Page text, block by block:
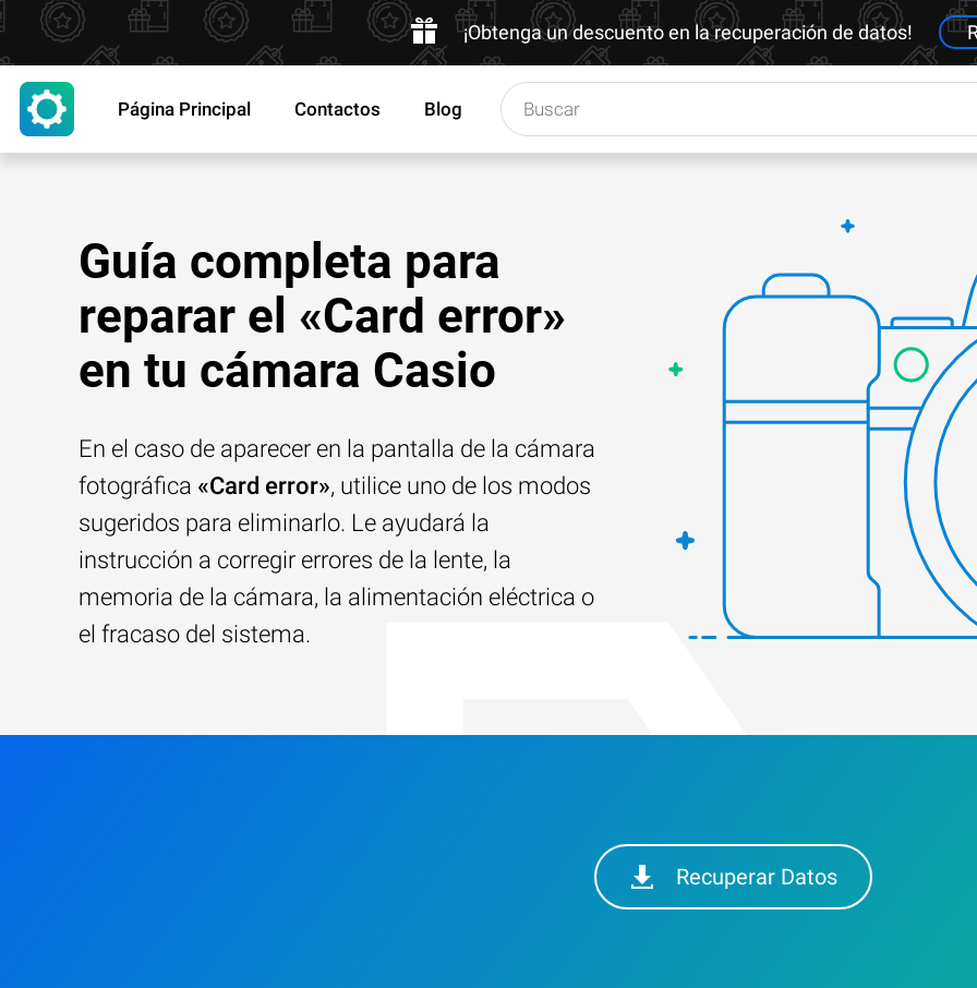
¡Obtenga un descuento en la recuperación de datos!
Página Principal Contactos Blog
Guía completa para
reparar el «Card error»
en tu cámara Casio
En el caso de aparecer en la pantalla de la cámara
fotográfica «Card error», utilice uno de los modos
sugeridos para eliminarlo. Le ayudará la
instrucción a corregir errores de la lente, la
memoria de la cámara, la alimentación eléctrica o
el fracaso del sistema.
Recuperar Datos